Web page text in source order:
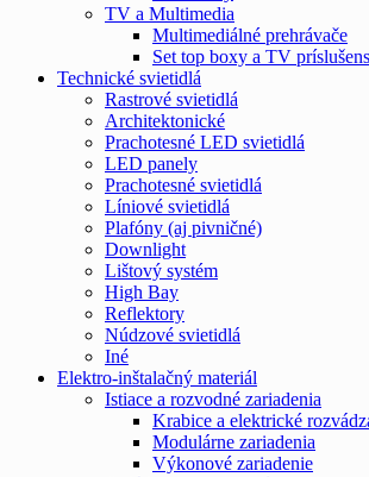
TV a Multimedia
Multimediálné prehrávače
Set top boxy a TV
Technické svietidlá
Rastrové svietidlá
Architektonické
Prachotesné LED svietidlá
LED panely
Prachotesné svietidlá
Líniové svietidlá
Plafóny (aj pivničné)
Downlight
Lištový systém
High Bay
Reflektory
Núdzové svietidlá
Iné
Elektro-inštalačný materiál
Istiace a rozvodné zariadenia
Krabice a elektrické
Modulárne zariadenia
Výkonové zariadenie